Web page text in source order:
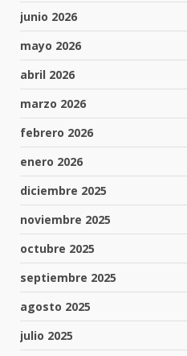
junio 2026
mayo 2026
abril 2026
marzo 2026
febrero 2026
enero 2026
diciembre 2025
noviembre 2025
octubre 2025
septiembre 2025
agosto 2025
julio 2025